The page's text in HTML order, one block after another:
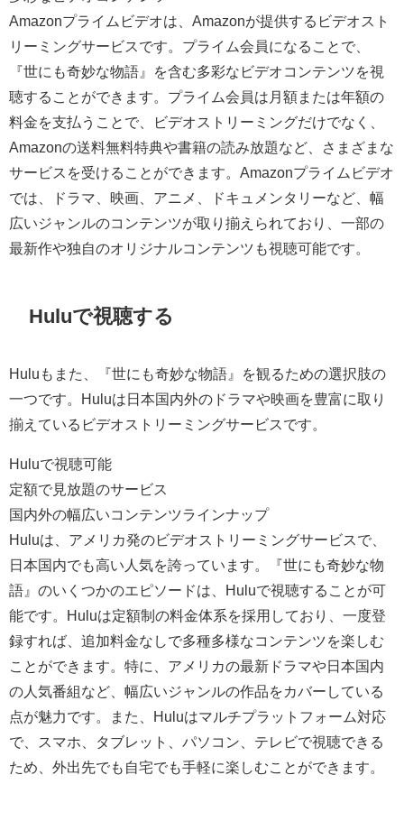
Amazonプライムビデオは、Amazonが提供するビデオスト
リーミングサービスです。プライム会員になることで、
『世にも奇妙な物語』を含む多彩なビデオコンテンツを視
聴することができます。プライム会員は月額または年額の
料金を支払うことで、ビデオストリーミングだけでなく、
Amazonの送料無料特典や書籍の読み放題など、さまざまな
サービスを受けることができます。Amazonプライムビデオ
では、ドラマ、映画、アニメ、ドキュメンタリーなど、幅
広いジャンルのコンテンツが取り揃えられており、一部の
最新作や独自のオリジナルコンテンツも視聴可能です。
Huluで視聴する
Huluもまた、『世にも奇妙な物語』を観るための選択肢の
一つです。Huluは日本国内外のドラマや映画を豊富に取り
揃えているビデオストリーミングサービスです。
Huluで視聴可能
定額で見放題のサービス
国内外の幅広いコンテンツラインナップ
Huluは、アメリカ発のビデオストリーミングサービスで、
日本国内でも高い人気を誇っています。『世にも奇妙な物
語』のいくつかのエピソードは、Huluで視聴することが可
能です。Huluは定額制の料金体系を採用しており、一度登
録すれば、追加料金なしで多種多様なコンテンツを楽しむ
ことができます。特に、アメリカの最新ドラマや日本国内
の人気番組など、幅広いジャンルの作品をカバーしている
点が魅力です。また、Huluはマルチプラットフォーム対応
で、スマホ、タブレット、パソコン、テレビで視聴できる
ため、外出先でも自宅でも手軽に楽しむことができます。